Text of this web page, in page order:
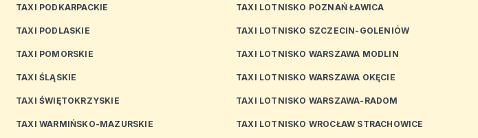
TAXI PODKARPACKIE
TAXI PODLASKIE
TAXI POMORSKIE
TAXI ŚLĄSKIE
TAXI ŚWIĘTOKRZYSKIE
TAXI WARMIŃSKO-MAZURSKIE
TAXI LOTNISKO POZNAŃ ŁAWICA
TAXI LOTNISKO SZCZECIN-GOLENIÓW
TAXI LOTNISKO WARSZAWA MODLIN
TAXI LOTNISKO WARSZAWA OKĘCIE
TAXI LOTNISKO WARSZAWA-RADOM
TAXI LOTNISKO WROCŁAW STRACHOWICE